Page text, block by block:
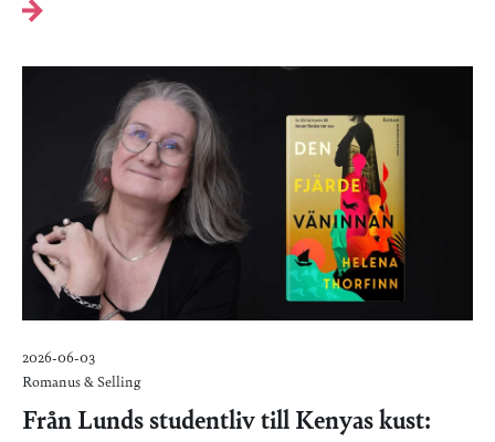
2026-06-03
Romanus & Selling
Från Lunds studentliv till Kenyas kust: